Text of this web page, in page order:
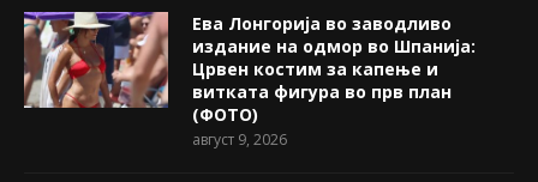
Ева Лонгорија во заводливо
издание на одмор во Шпанија:
Црвен костим за капење и
витката фигура во прв план
(ФОТО)
август 9, 2026